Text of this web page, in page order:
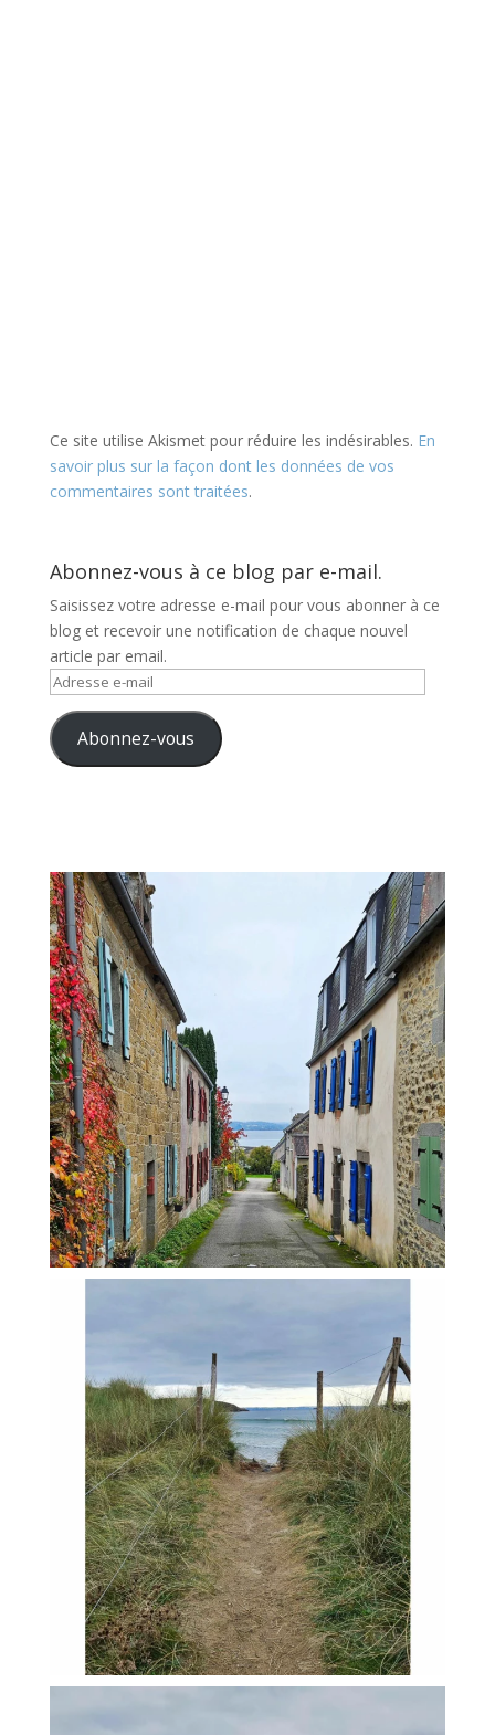
Ce site utilise Akismet pour réduire les indésirables. En
savoir plus sur la façon dont les données de vos
commentaires sont traitées.
Abonnez-vous à ce blog par e-mail.
Saisissez votre adresse e-mail pour vous abonner à ce
blog et recevoir une notification de chaque nouvel
article par email.
Adresse
mail Abonnez-vous